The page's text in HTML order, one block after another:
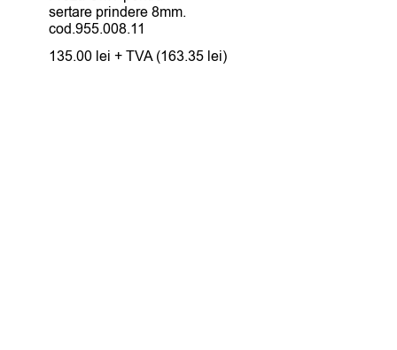
sertare prindere 8mm.
cod.955.008.11
135.00 lei + TVA (163.35 lei)